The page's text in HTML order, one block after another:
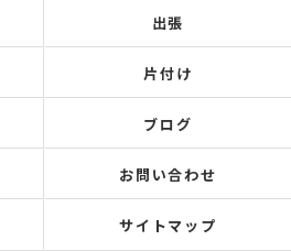
出張
片付け
ブログ
お問い合わせ
サイトマップ